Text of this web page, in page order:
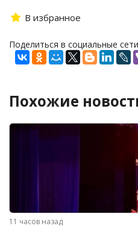
В избранное
Поделиться в социальные
Похожие
11 часов назад